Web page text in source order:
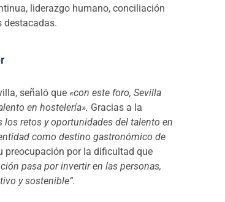
liderazgo humano, conciliación
destacadas.
señaló que «con este foro, Sevilla
en hostelería». Gracias a la
los retos y oportunidades del talento en
como destino gastronómico de
preocupación por la dificultad que
pasa por invertir en las personas,
y sostenible”.